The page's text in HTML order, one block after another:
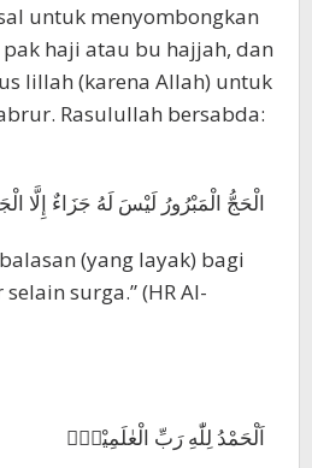
untuk menyombongkan
haji atau bu hajjah, dan
lillah (karena Allah) untuk
Rasulullah bersabda:
(yang layak) bagi
surga.” (HR Al-